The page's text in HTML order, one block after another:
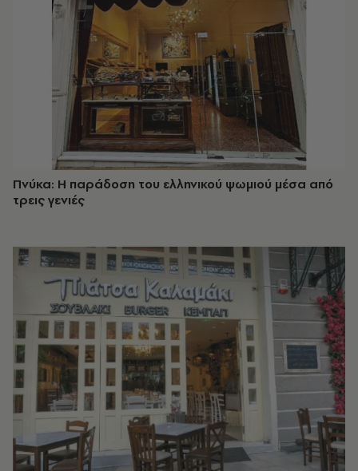
Πνύκα: Η παράδοση του ελληνικού ψωμιού μέσα από
τρεις γενιές